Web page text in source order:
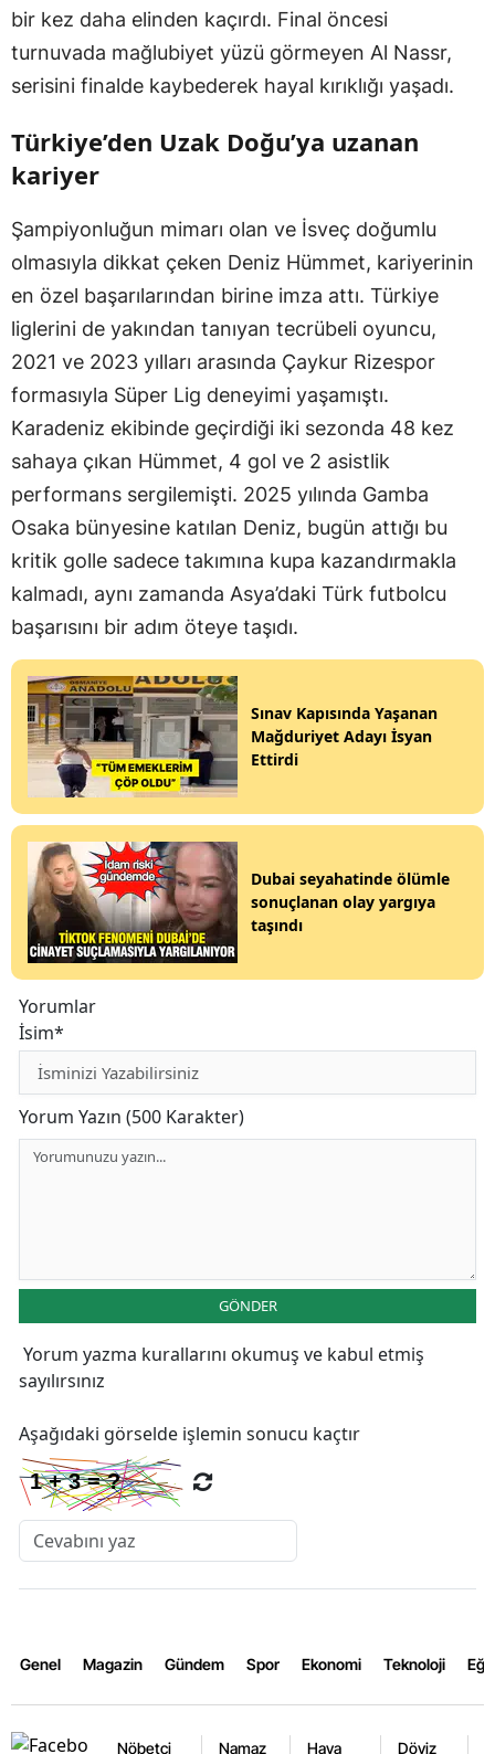
bir kez daha elinden kaçırdı. Final öncesi
turnuvada mağlubiyet yüzü görmeyen Al Nassr,
serisini finalde kaybederek hayal kırıklığı yaşadı.
Türkiye’den Uzak Doğu’ya uzanan
kariyer
Şampiyonluğun mimarı olan ve İsveç doğumlu
olmasıyla dikkat çeken Deniz Hümmet, kariyerinin
en özel başarılarından birine imza attı. Türkiye
liglerini de yakından tanıyan tecrübeli oyuncu,
2021 ve 2023 yılları arasında Çaykur Rizespor
formasıyla Süper Lig deneyimi yaşamıştı.
Karadeniz ekibinde geçirdiği iki sezonda 48 kez
sahaya çıkan Hümmet, 4 gol ve 2 asistlik
performans sergilemişti. 2025 yılında Gamba
Osaka bünyesine katılan Deniz, bugün attığı bu
kritik golle sadece takımına kupa kazandırmakla
kalmadı, aynı zamanda Asya’daki Türk futbolcu
başarısını bir adım öteye taşıdı.
Sınav Kapısında Yaşanan
Mağduriyet Adayı İsyan
Ettirdi
Dubai seyahatinde ölümle
sonuçlanan olay yargıya
taşındı
Yorumlar
İsim*
Yorum Yazın (500 Karakter)
GÖNDER
Yorum yazma kurallarını okumuş ve kabul etmiş
sayılırsınız
Aşağıdaki görselde işlemin sonucu kaçtır
Genel Magazin Gündem Spor Ekonomi Teknoloji
Nöbetçi Namaz Hava Döviz